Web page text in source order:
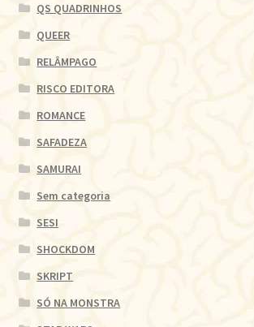
QS QUADRINHOS
QUEER
RELÂMPAGO
RISCO EDITORA
ROMANCE
SAFADEZA
SAMURAI
Sem categoria
SESI
SHOCKDOM
SKRIPT
SÓ NA MONSTRA